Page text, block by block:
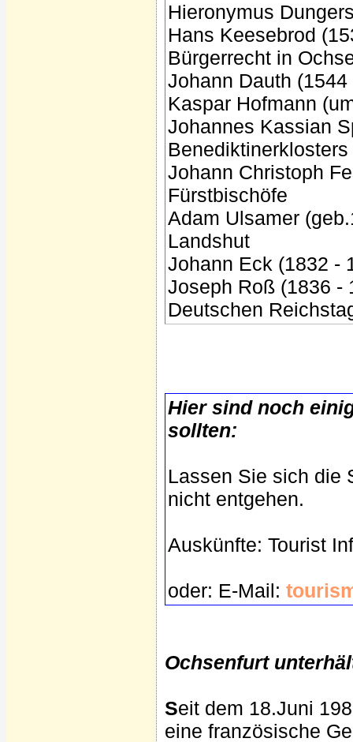
Hieronymus
Hans Keesebrod
Bürgerrecht in
Johann Dauth
Kaspar Hofmann
Johannes Kassian
Johann Christoph
Fürstbischöfe
Adam Ulsamer
Landshut
Johann Eck (1832 -
Joseph Roß (1836 -
Deutschen
Hier sind noch
sollten:
Lassen Sie sich die
nicht entgehen.
Auskünfte: Tourist
oder: E-Mail:
Ochsenfurt
Seit dem 18.Juni
eine französische